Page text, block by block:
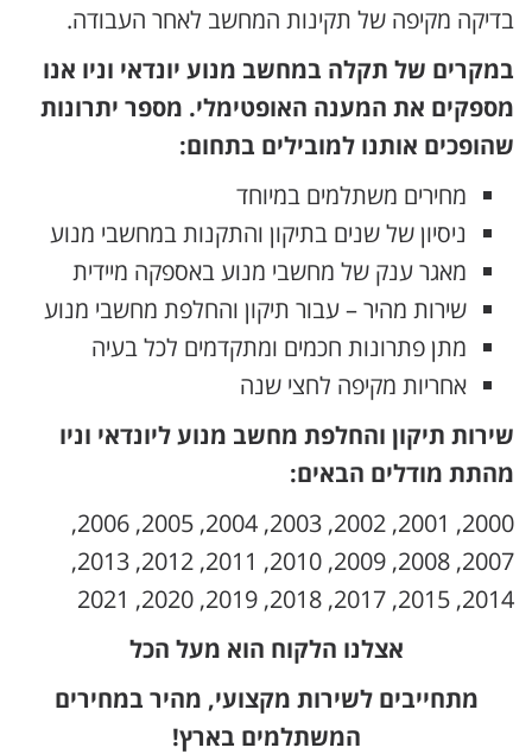
בדיקה מקיפה של תקינות המחשב לאחר העבודה.
במקרים של תקלה במחשב מנוע יונדאי וניו אנו
מספקים את המענה האופטימלי. מספר יתרונות
שהופכים אותנו למובילים בתחום:
מחירים משתלמים במיוחד
ניסיון של שנים בתיקון והתקנות במחשבי מנוע
מאגר ענק של מחשבי מנוע באספקה מיידית
שירות מהיר – עבור תיקון והחלפת מחשבי מנוע
מתן פתרונות חכמים ומתקדמים לכל בעיה
אחריות מקיפה לחצי שנה
שירות תיקון והחלפת מחשב מנוע ליונדאי וניו
מהתת מודלים הבאים:
2000, 2001, 2002, 2003, 2004, 2005, 2006,
2007, 2008, 2009, 2010, 2011, 2012, 2013,
2014, 2015, 2017, 2018, 2019, 2020, 2021
אצלנו הלקוח הוא מעל הכל
מתחייבים לשירות מקצועי, מהיר במחירים
המשתלמים בארץ!